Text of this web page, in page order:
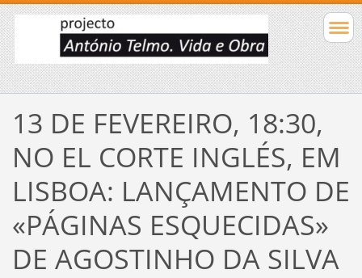
13 DE FEVEREIRO, 18:30,
NO EL CORTE INGLÉS, EM
LISBOA: LANÇAMENTO DE
«PÁGINAS ESQUECIDAS»
DE AGOSTINHO DA SILVA